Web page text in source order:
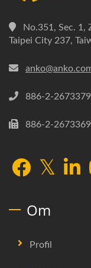
No.351, Sec. 1,
Taipei City 237,
886-2-
886-2-
Om
Profil